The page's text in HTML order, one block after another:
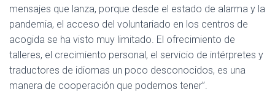
mensajes que lanza, porque desde el estado de alarma y la
pandemia, el acceso del voluntariado en los centros de
acogida se ha visto muy limitado. El ofrecimiento de
talleres, el crecimiento personal, el servicio de intérpretes y
traductores de idiomas un poco desconocidos, es una
manera de cooperación que podemos tener”.